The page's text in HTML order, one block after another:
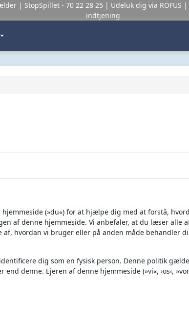
| StopSpillet- 70 22 28 25 | Udeluk dig via ROFUS |
indtjening
(»du«) for at hjælpe dig med at forstå,
af denne hjemmeside. Vi anbefaler, at du læser alle
hvordan vi bruger eller på anden måde behandler
dig som en fysisk person. Denne politik
denne. Ejeren af denne hjemmeside (»vi«, ›os‹,